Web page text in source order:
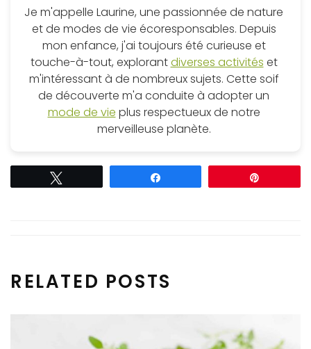
Je m'appelle Laurine, une passionnée de nature
et de modes de vie écoresponsables. Depuis
mon enfance, j'ai toujours été curieuse et
touche-à-tout, explorantdiverses activités et
m'intéressant à de nombreux sujets. Cette soif
de découverte m'a conduite à adopter un
mode de vie plus respectueux de notre
merveilleuse planète.
RELATED POSTS